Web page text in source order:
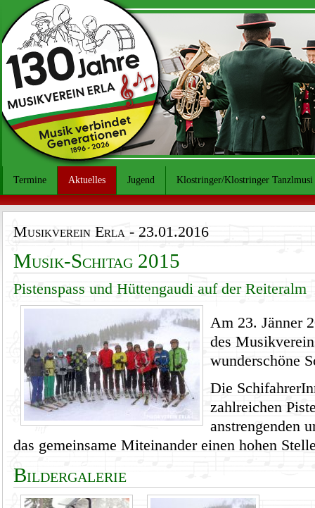
Termine Aktuelles Jugend Klostringer/Klostringer Tanzlmusi
Musikverein Erla- 23.01.2016
Musik-Schitag 2015
Pistenspass und Hüttengaudi auf der Reiteralm
Am 23. Jänner
des
wunderschöne
Die
zahlreichen
anstrengenden
das gemeinsame Miteinander einen hohen
Bildergalerie